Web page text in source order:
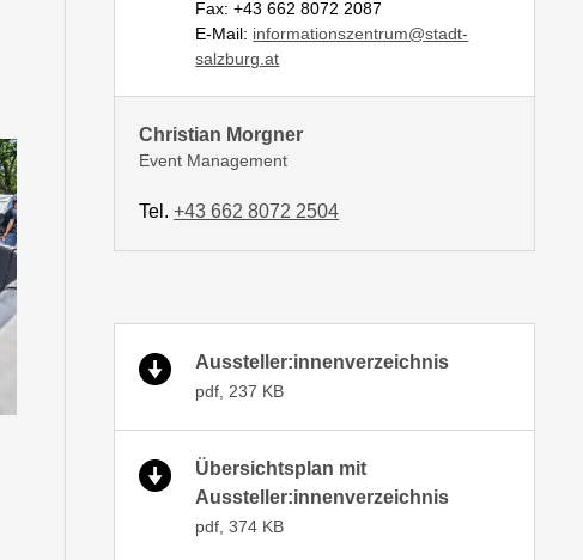
Fax: +43 662 8072 2087
E-Mail: informationszentrum@stadt-
salzburg.at
Christian Morgner
Event Management
Tel.+43 662 8072 2504
Aussteller:innenverzeichnis
pdf, 237 KB
Übersichtsplan mit
Aussteller:innenverzeichnis
pdf, 374 KB